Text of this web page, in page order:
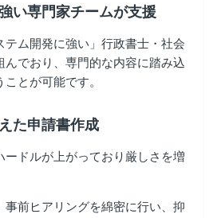
い専門家チームが支援
テム開発に強い」行政書士・社会
んでおり、専門的な内容に踏み込
とが可能です。
た申請書作成
ードルが上がっており厳しさを増
事前ヒアリングを綿密に行い、抑